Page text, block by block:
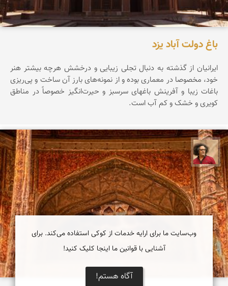
باغ دولت آباد یزد
ایرانیان از گذشته به دنبال تجلی زیبایی و درخشش هرچه بیشتر هنر
خود، مخصوصا در معماری بوده و از نمونه‌های بارز آن ساخت و پی‌ریزی
باغات زیبا و آفرینش باغهای سرسبز و حیرت‌انگیز خصوصاً در مناطق
کویری و خشک و کم آب است.
مصطفی ربیعی بهشتی
وب‌سایت ما برای ارایه خدمات از کوکی استفاده می‌کند. برای
آشنایی با قوانین ما اینجا کلیک کنید!
آگاه هستم!